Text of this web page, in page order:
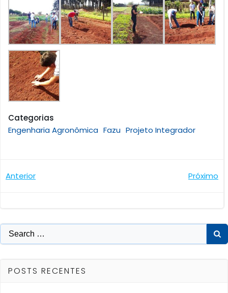
Categorias
Engenharia Agronômica Fazu Projeto Integrador
Navegação
Post
Anterior
Post
Próximo
Search
for:
POSTS RECENTES